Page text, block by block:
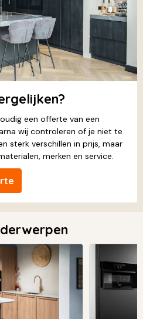
een offerte van een
wij controleren of je niet te
sterk verschillen in prijs, maar
merken en service.